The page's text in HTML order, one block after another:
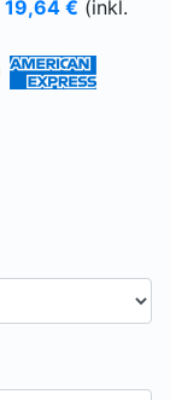
19,64 € (inkl.